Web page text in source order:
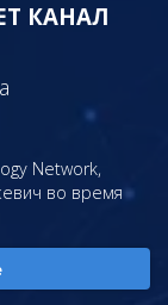
КАНАЛ
Network,
во время